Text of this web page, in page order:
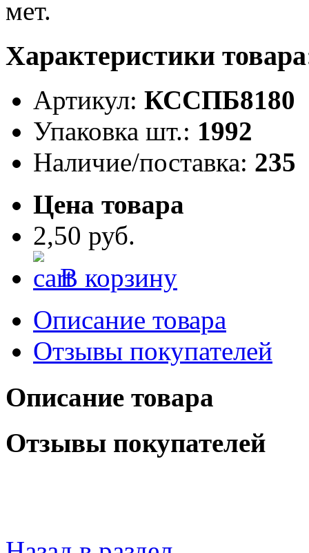
Характеристики
Артикул: КССПБ8180
Упаковка шт.: 1992
Наличие/поставка: 235
Цена товара
2,50 руб.
В корзину
Описание товара
Отзывы покупателей
Описание товара
Отзывы покупателей